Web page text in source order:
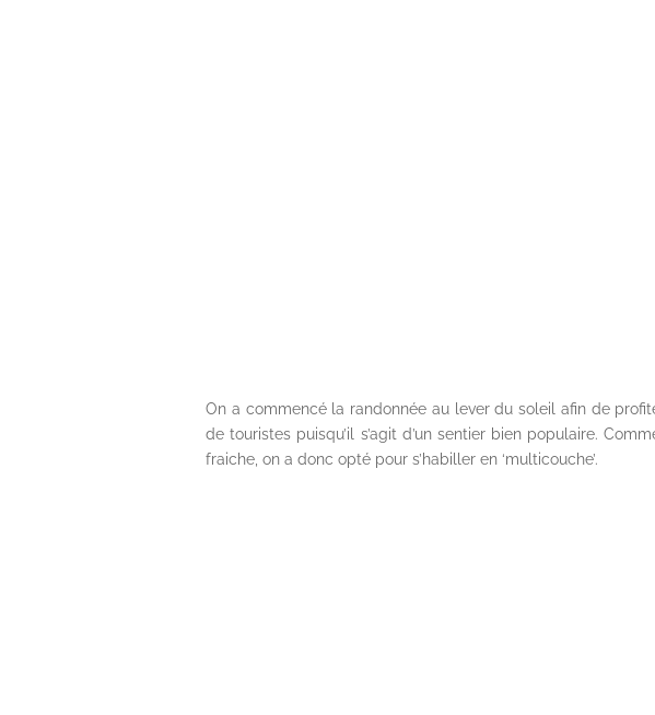
On a commencé la randonnée au lever du soleil afin de
de touristes puisqu’il s’agit d’un sentier bien populaire.
fraiche, on a donc opté pour s’habiller en ‘multicouche’.